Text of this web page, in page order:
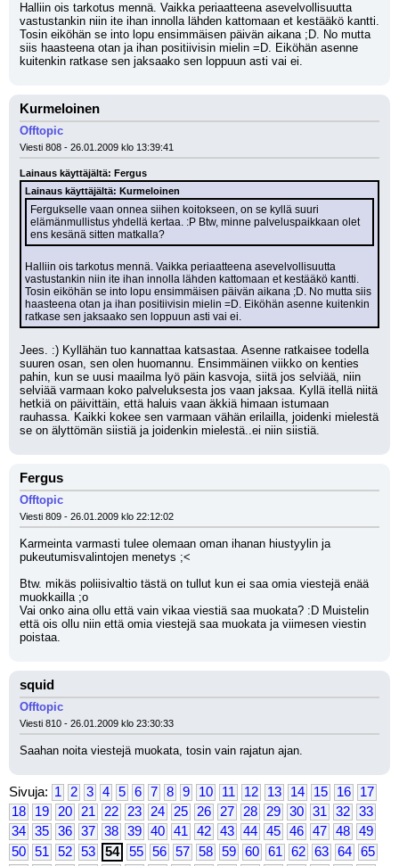
Halliin ois tarkotus mennä. Vaikka periaatteena asevelvollisuutta
vastustankin niin ite ihan innolla lähden kattomaan et kestääkö kantti.
Tosin eiköhän se into lopu ensimmäisen päivän aikana ;D. No mutta
siis haasteena otan ja ihan positiivisin mielin =D. Eiköhän asenne
kuitenkin ratkase sen jaksaako sen loppuun asti vai ei.
Kurmeloinen
Offtopic
Viesti 808 - 26.01.2009 klo 13:39:41
Lainaus käyttäjältä: Fergus
Lainaus käyttäjältä: Kurmeloinen
Fergukselle vaan onnea siihen koitokseen, on se kyllä suuri
elämänmullistus yhdellä kertaa. :P Btw, minne palveluspaikkaan olet
ens kesänä sitten matkalla?
Halliin ois tarkotus mennä. Vaikka periaatteena asevelvollisuutta
vastustankin niin ite ihan innolla lähden kattomaan et kestääkö kantti.
Tosin eiköhän se into lopu ensimmäisen päivän aikana ;D. No mutta siis
haasteena otan ja ihan positiivisin mielin =D. Eiköhän asenne kuitenkin
ratkase sen jaksaako sen loppuun asti vai ei.
Jees. :) Kyllähän tuo kannattaa katsastaa. Asenne ratkaisee todella
suuren osan, sen olen huomannu. Ensimmäinen viikko on kenties
pahin, kun se uusi maailma lyö päin kasvoja, siitä jos selviää, niin
selviää varmaan koko palveluksesta jos vaan jaksaa. Kyllä itellä niitä
hetkiä on päivittäin, että haluis vaan äkkiä himaan istumaan
rauhassa. Kaikki kokee sen varmaan vähän erilailla, joidenki mielestä
se on älyttömän siistiä ja joidenkin mielestä..ei niin siistiä.
Fergus
Offtopic
Viesti 809 - 26.01.2009 klo 22:12:02
Karmeinta varmasti tulee olemaan oman ihanan hiustyylin ja
pukeutumisvalintojen menetys ;<
Btw. mikäs poliisivaltio tästä on tullut kun ei saa omia viestejä enää
muokkailla ;o
Vai onko aina ollu että vain vikaa viestiä saa muokata? :D Muistelin
että ois ollu niin että omia viestejä saa muokata ja viimesen viestin
poistaa.
squid
Offtopic
Viesti 810 - 26.01.2009 klo 23:30:33
Saahan noita viestejä muokata, tosin vain rajatun ajan.
Sivuja: 1 2 3 4 5 6 7 8 9 10 11 12 13 14 15 16
17
18
19 20 21 22 23 24 25 26 27 28 29 30 31 32
33
34
35 36 37 38 39 40 41 42 43 44 45 46 47 48
49
50
51 52 53 54 55 56 57 58 59 60 61 62 63 64
65